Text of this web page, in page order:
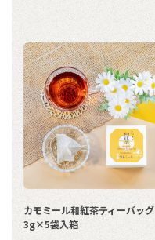
カモミール和紅茶ティーバッグ
3g×5袋入箱